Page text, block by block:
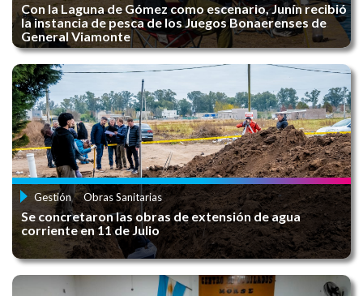
Escuela Emprendedora
CAMPAÑA INTEGRAL DE RECICLADO: ​JUNÍN
RECICLA
MUESTRA MUJER DE RÍO
Con la Laguna de Gómez como escenario, Junín recibió
la instancia de pesca de los Juegos Bonaerenses de
General Viamonte
Gestión Obras Sanitarias
Se concretaron las obras de extensión de agua
corriente en 11 de Julio